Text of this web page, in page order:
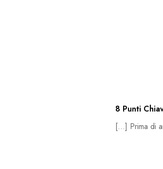
8 Punti
[…] Prima di